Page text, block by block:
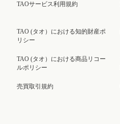
TAOサービス利用規約
TAO (タオ）における知的財産ポ
リシー
TAO (タオ）における商品リコー
ルポリシー
売買取引規約